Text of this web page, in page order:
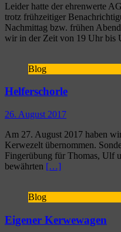
Leider hatte der ehrenwerte
trotz frühzeitiger
Nachmittag bzw. frühen
wir in der Zeit von 19 Uhr bis
Blog
Helferschorle
26. August 2017
Am 27. August 2017 haben
Kerwezelt übernommen.
Fingerübung für Thomas, Ulf
bewährten […]
Blog
Eigener Kerwewagen